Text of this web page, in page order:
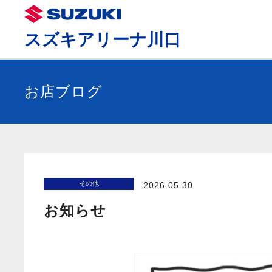
スズキアリーナ川口
お店ブログ
その他 2026.05.30
お知らせ